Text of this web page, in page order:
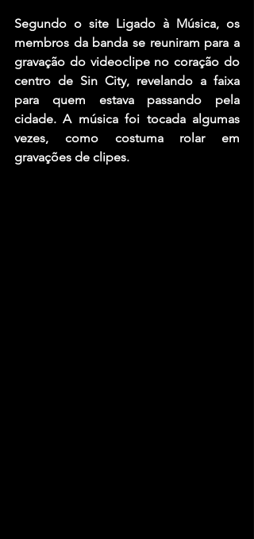
Segundo o site Ligado à Música, os
membros da banda se reuniram para a
gravação do videoclipe no coração do
centro de Sin City, revelando a faixa
para quem estava passando pela
cidade. A música foi tocada algumas
vezes, como costuma rolar em
gravações de clipes.